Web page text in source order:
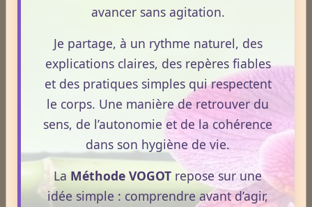
Allergies
Aphrodisiaque
Asthme
avancer sans agitation.
Je partage, à un rythme naturel, des
explications claires, des repères fiables
et des pratiques simples qui respectent
le corps. Une manière de retrouver du
sens, de l’autonomie et de la cohérence
dans son hygiène de vie.
La Méthode VOGOT repose sur une
idée simple : comprendre avant d’agir,